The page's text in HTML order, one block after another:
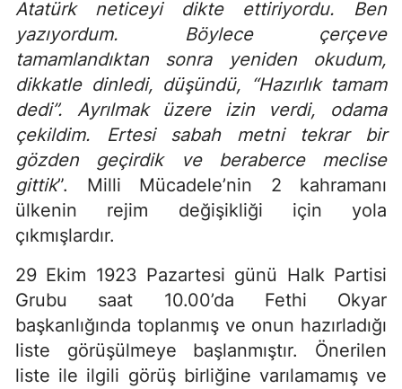
Atatürk neticeyi dikte ettiriyordu. Ben
yazıyordum. Böylece çerçeve
tamamlandıktan sonra yeniden okudum,
dikkatle dinledi, düşündü, “Hazırlık tamam
dedi”. Ayrılmak üzere izin verdi, odama
çekildim. Ertesi sabah metni tekrar bir
gözden geçirdik ve beraberce meclise
gittik”. Milli Mücadele’nin 2 kahramanı
ülkenin rejim değişikliği için yola
çıkmışlardır.
29 Ekim 1923 Pazartesi günü Halk Partisi
Grubu saat 10.00’da Fethi Okyar
başkanlığında toplanmış ve onun hazırladığı
liste görüşülmeye başlanmıştır. Önerilen
liste ile ilgili görüş birliğine varılamamış ve